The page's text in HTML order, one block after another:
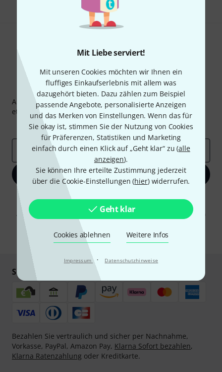
Mit Liebe serviert!
Mit unseren Cookies möchten wir Ihnen ein
fluffiges Einkaufserlebnis mit allem was
dazugehört bieten. Dazu zählen zum Beispiel
passende Angebote, personalisierte Anzeigen
und das Merken von Einstellungen. Wenn das für
Sie okay ist, stimmen Sie der Nutzung von Cookies
für Präferenzen, Statistiken und Marketing
einfach durch einen Klick auf „Geht klar“ zu (alle
anzeigen).
Sie können Ihre erteilte Zustimmung jederzeit
über die Cookie-Einstellungen (hier) widerrufen.
Geht klar
Cookies ablehnen Weitere Infos
Impressum · Datenschutzhinweise
Thomann Newsletter
Abonniere den Thomann Newsletter und gewinne mit
etwas Glück einen von
50 Gutscheinen über jeweils50€
Inspirierende Beiträge
Deals Thomann Insights
E-Mail-Adresse*
Jetzt anmelden
Mit Klick auf „Jetzt anmelden“ stimmen Sie dem Erhalt von E-Mail-
Werbung und einer Messung des E-Mail-Nutzungsverhaltens zu. Die
Abmeldung ist jederzeit möglich. Weitere Informationen finden Sie in
unserenDatenschutzhinweisen.
* Pflichtfeld
Sicher einkaufen & bezahlen
Bezahlen Sie vertraulich und sicher per Nachnahme,
Vorkasse, PayPal, Amazon Pay, Klarna Sofort bezahlen,
Klarna Ratenzahlung oder Kreditkarte.